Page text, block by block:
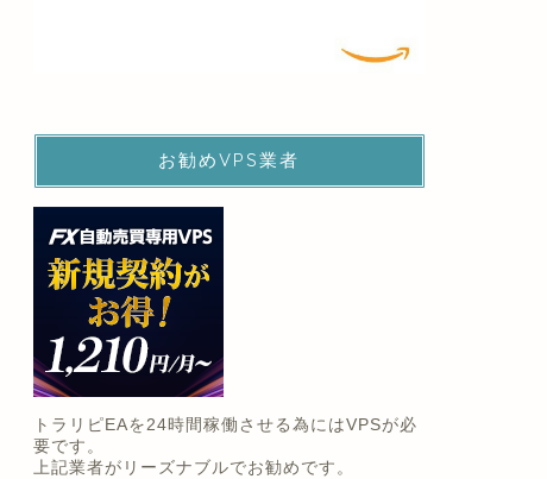
お勧めVPS業者
トラリピEAを24時間稼働させる為にはVPSが必
要です。
上記業者がリーズナブルでお勧めです。